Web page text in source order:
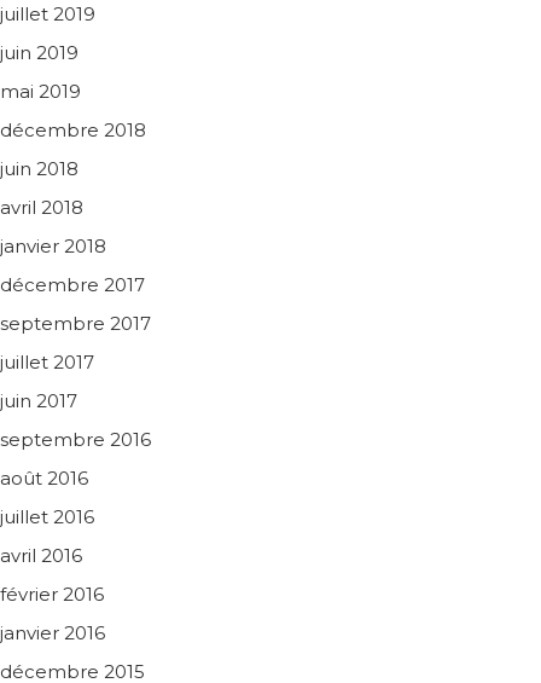
juillet 2019
juin 2019
mai 2019
décembre 2018
juin 2018
avril 2018
janvier 2018
décembre 2017
septembre 2017
juillet 2017
juin 2017
septembre 2016
août 2016
juillet 2016
avril 2016
février 2016
janvier 2016
décembre 2015